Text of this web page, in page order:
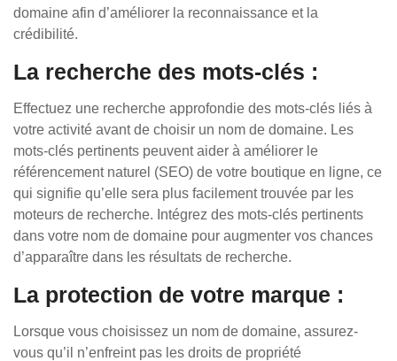
domaine afin d’améliorer la reconnaissance et la
crédibilité.
La recherche des mots-clés :
Effectuez une recherche approfondie des mots-clés liés à
votre activité avant de choisir un nom de domaine. Les
mots-clés pertinents peuvent aider à améliorer le
référencement naturel (SEO) de votre boutique en ligne, ce
qui signifie qu’elle sera plus facilement trouvée par les
moteurs de recherche. Intégrez des mots-clés pertinents
dans votre nom de domaine pour augmenter vos chances
d’apparaître dans les résultats de recherche.
La protection de votre marque :
Lorsque vous choisissez un nom de domaine, assurez-
vous qu’il n’enfreint pas les droits de propriété